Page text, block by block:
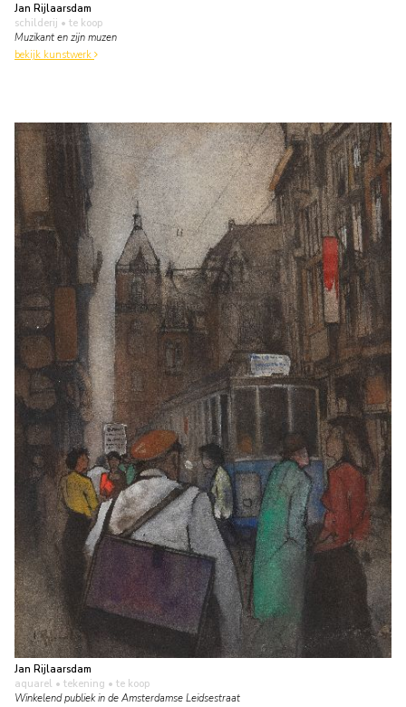
Jan Rijlaarsdam
schilderij • te koop
Muzikant en zijn muzen
bekijk kunstwerk
Jan Rijlaarsdam
aquarel • tekening • te koop
Winkelend publiek in de Amsterdamse Leidsestraat